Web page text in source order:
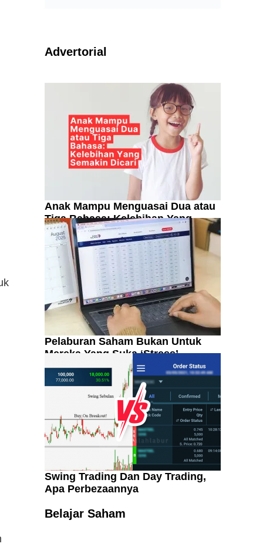
Advertorial
Anak Mampu Menguasai Dua atau
Tiga Bahasa: Kelebihan Yang
Semakin Dicari
Pelaburan Saham Bukan Untuk
Mereka Yang Suka ‘Stress’
Swing Trading Dan Day Trading,
Apa Perbezaannya
Belajar Saham
Kenali Franchisee Disebalik